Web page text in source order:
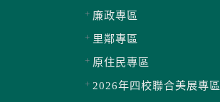
廉政專區
里鄰專區
原住民專區
2026年四校聯合美展專區